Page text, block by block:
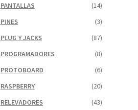
PANTALLAS
(14)
PINES
(3)
PLUG Y JACKS
(87)
PROGRAMADORES
(8)
PROTOBOARD
(6)
RASPBERRY
(20)
RELEVADORES
(43)